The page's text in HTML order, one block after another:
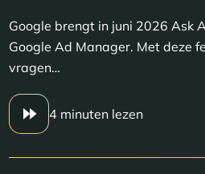
Google brengt in juni 2026 Ask
Google Ad Manager. Met deze
vragen…
4 minuten lezen